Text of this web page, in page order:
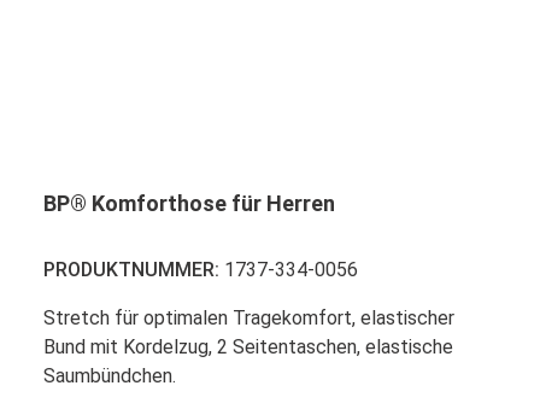
BP® Komforthose für Herren
PRODUKTNUMMER: 1737-334-0056
Stretch für optimalen Tragekomfort, elastischer
Bund mit Kordelzug, 2 Seitentaschen, elastische
Saumbündchen.